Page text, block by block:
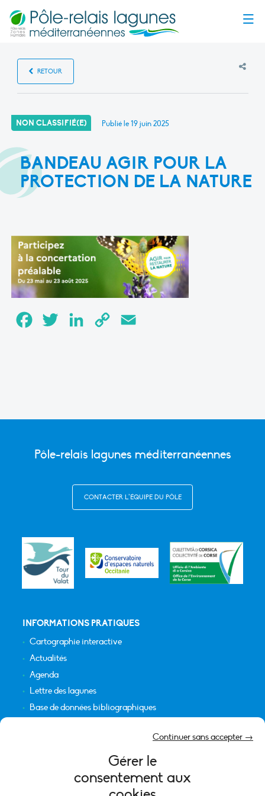
Gérer le
consentement aux
Continuer sans accepter →
RETOUR
NON CLASSIFIÉ(E) Publié le19 juin 2025
BANDEAU AGIR POUR LA
PROTECTION DE LA NATURE
FacebookTwitter LinkedInCopy
Pôle-relais lagunes méditerranéennes
CONTACTER L’ÉQUIPE DU PÔLE
INFORMATIONS PRATIQUES
Cartographie interactive
Actualités
Agenda
Lettre des lagunes
Base de données bibliographiques
Mentions légales